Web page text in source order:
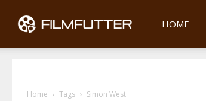
Filmfutter
HOME
Home Tags Simon West